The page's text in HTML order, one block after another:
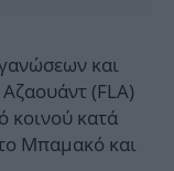
και
(FLA)
κοινού κατά
Μπαμακό και